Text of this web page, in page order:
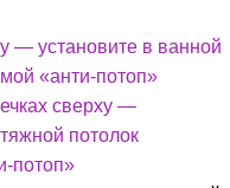
— установите в ванной
«анти-потоп»